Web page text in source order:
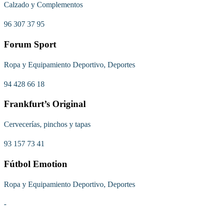
Calzado y Complementos
96 307 37 95
Forum Sport
Ropa y Equipamiento Deportivo, Deportes
94 428 66 18
Frankfurt’s Original
Cervecerías, pinchos y tapas
93 157 73 41
Fútbol Emotion
Ropa y Equipamiento Deportivo, Deportes
-